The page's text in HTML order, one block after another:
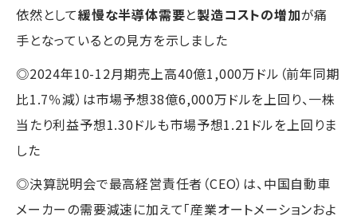
依然として緩慢な半導体需要と製造コストの増加が痛
手となっているとの見方を示しました
◎2024年10-12月期売上高40億1,000万ドル（前年同期
比1.7％減）は市場予想38億6,000万ドルを上回り、一株
当たり利益予想1.30ドルも市場予想1.21ドルを上回りま
した
◎決算説明会で最高経営責任者（CEO）は、中国自動車
メーカーの需要減速に加えて「産業オートメーションおよ